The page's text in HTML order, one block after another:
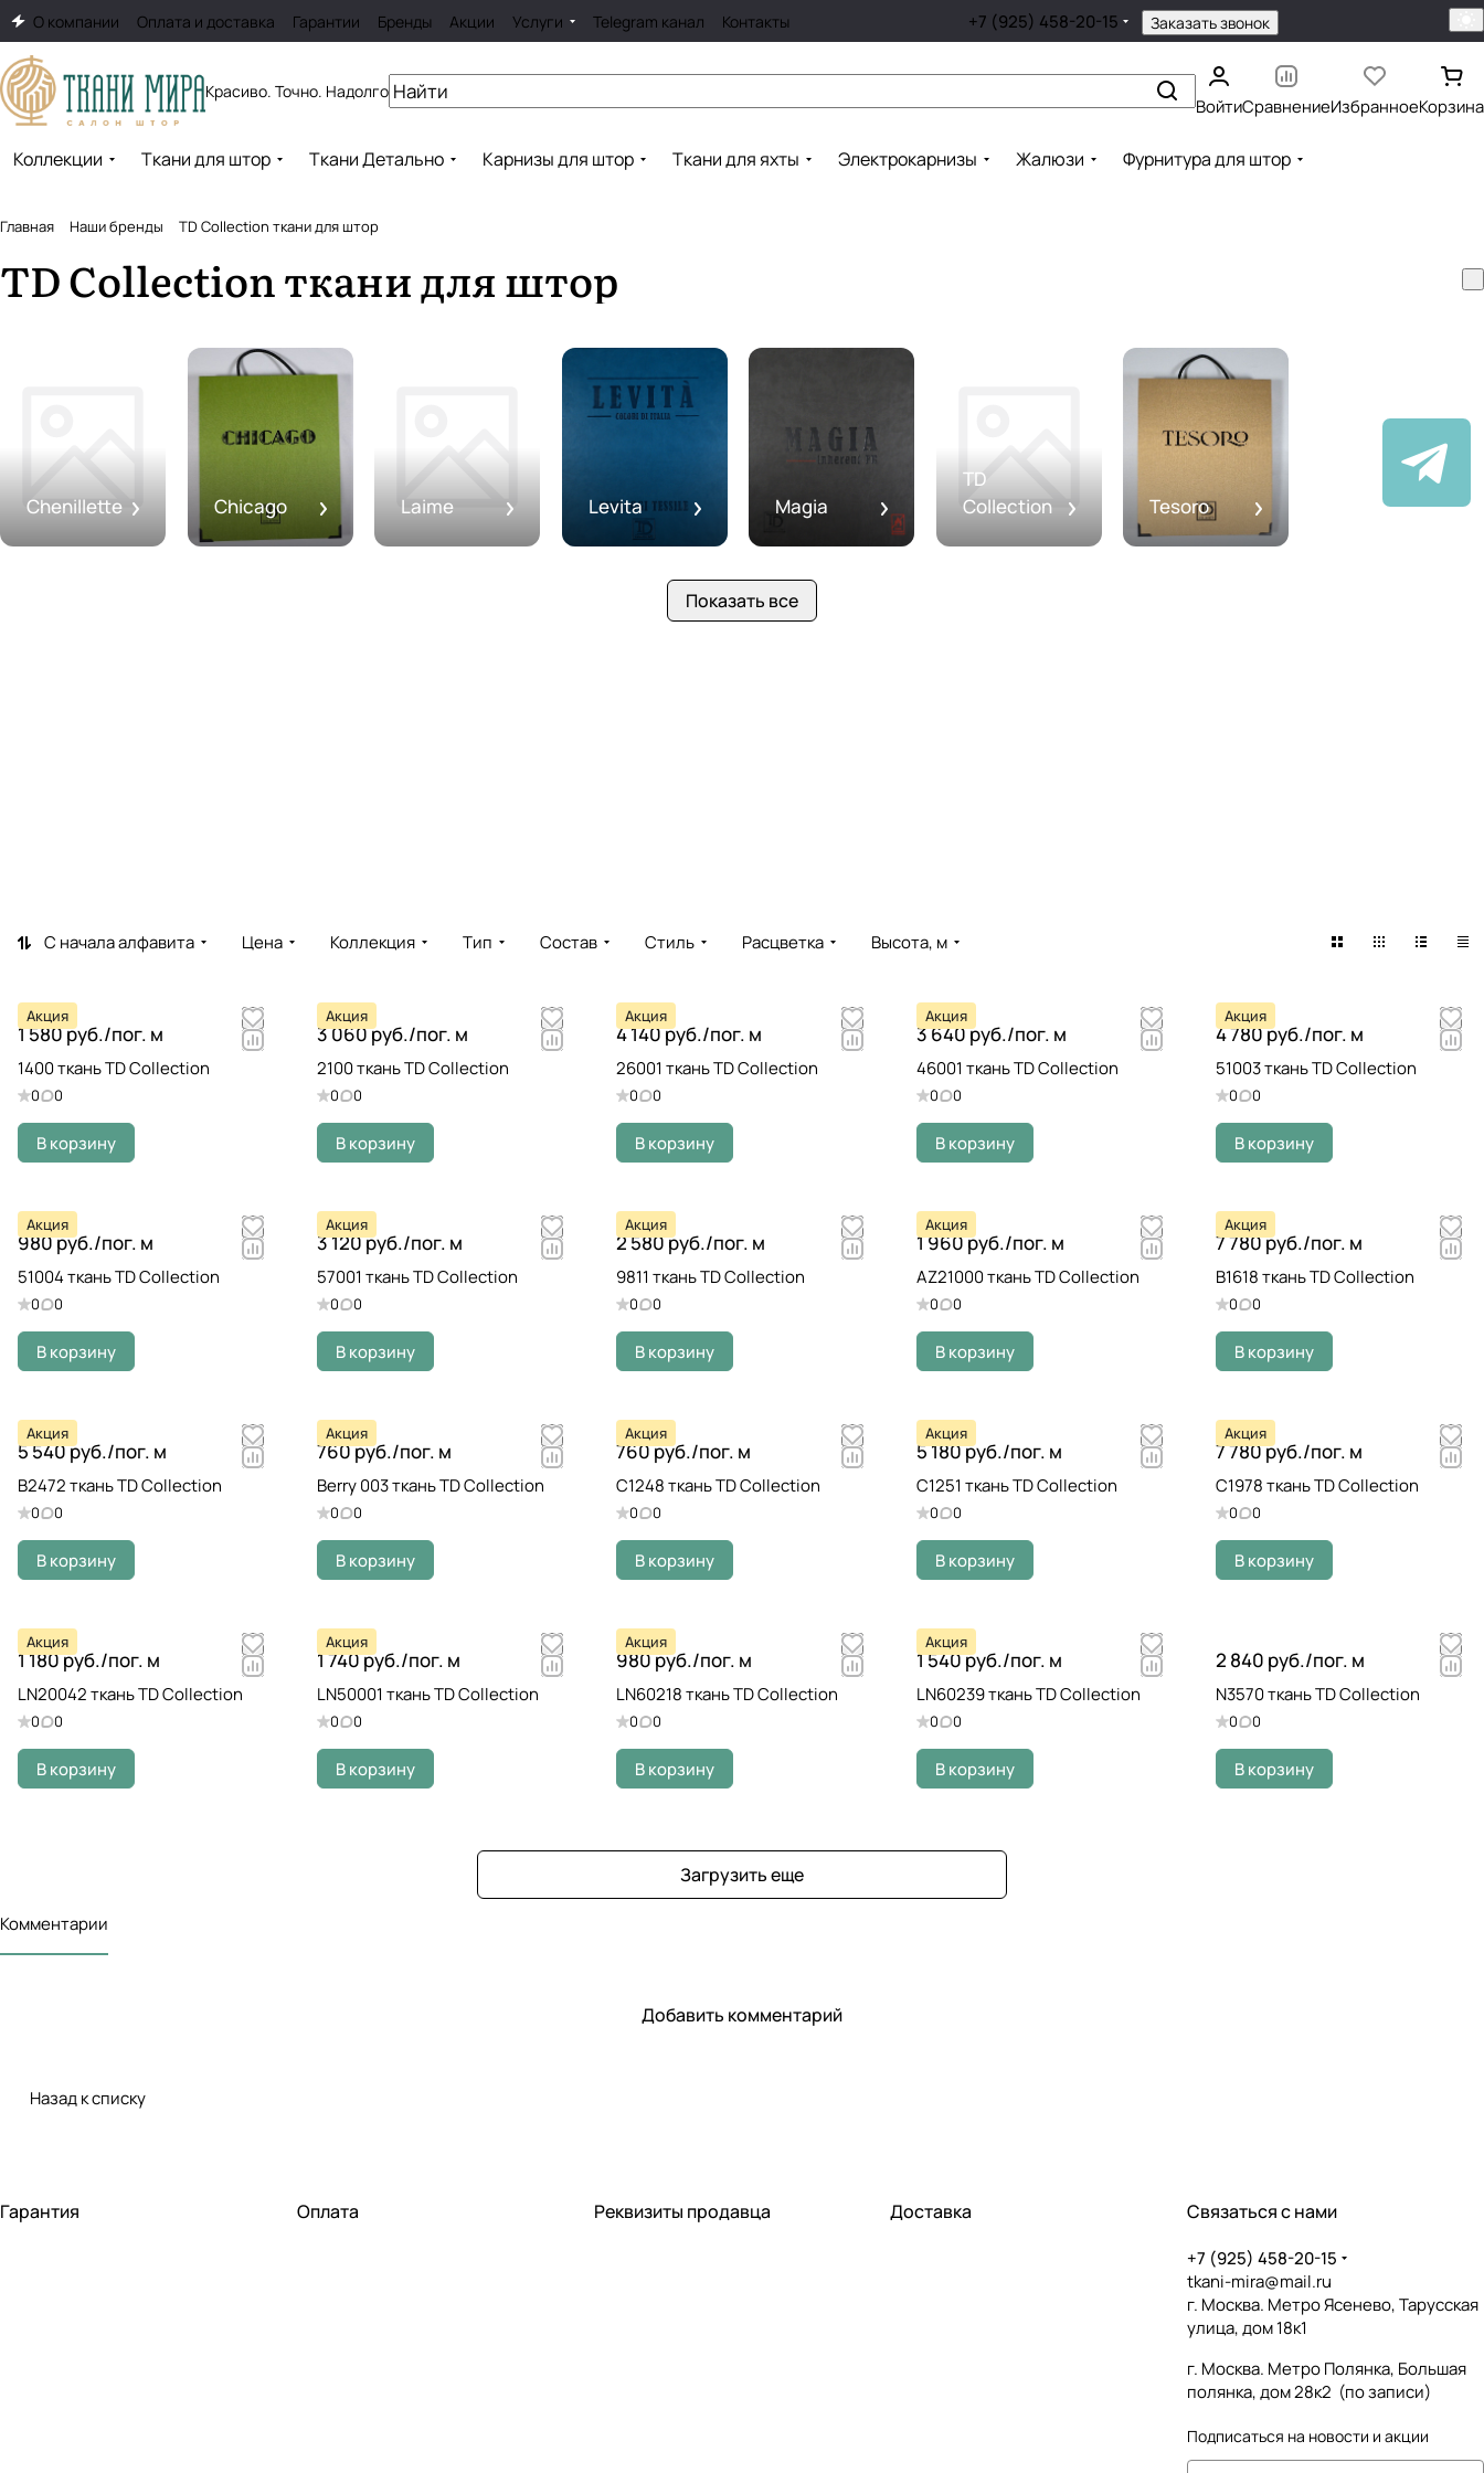
О компании Оплата и доставка Гарантии Бренды Акции Услуги Telegram канал Контакты +7 (925) 458-20-15 Заказать звонок
Красиво. Точно. Надолго
ВойтиСравнениеИзбранноеКорзина
Коллекции Ткани для штор Ткани Детально Карнизы для штор Ткани для яхты Электрокарнизы Жалюзи Фурнитура для штор
Главная Наши бренды TD Collection ткани для штор
TD Collection ткани для штор
Chenillette Chicago Laime Levita Magia
TD
Collection
Tesoro
Показать все
С начала алфавита Цена Коллекция Тип Состав Стиль Расцветка Высота, м
Акция
1 580 руб./пог. м
1400 ткань TD Collection
0 0
В корзину
Акция
3 060 руб./пог. м
2100 ткань TD Collection
0 0
В корзину
Акция
4 140 руб./пог. м
26001 ткань TD Collection
0 0
В корзину
Акция
3 640 руб./пог. м
46001 ткань TD Collection
0 0
В корзину
Акция
4 780 руб./пог. м
51003 ткань TD Collection
0 0
В корзину
Акция
980 руб./пог. м
51004 ткань TD Collection
0 0
В корзину
Акция
3 120 руб./пог. м
57001 ткань TD Collection
0 0
В корзину
Акция
2 580 руб./пог. м
9811 ткань TD Collection
0 0
В корзину
Акция
1 960 руб./пог. м
AZ21000 ткань TD Collection
0 0
В корзину
Акция
7 780 руб./пог. м
B1618 ткань TD Collection
0 0
В корзину
Акция
5 540 руб./пог. м
B2472 ткань TD Collection
0 0
В корзину
Акция
760 руб./пог. м
Berry 003 ткань TD Collection
0 0
В корзину
Акция
760 руб./пог. м
C1248 ткань TD Collection
0 0
В корзину
Акция
5 180 руб./пог. м
C1251 ткань TD Collection
0 0
В корзину
Акция
7 780 руб./пог. м
C1978 ткань TD Collection
0 0
В корзину
Акция
1 180 руб./пог. м
LN20042 ткань TD Collection
0 0
В корзину
Акция
1 740 руб./пог. м
LN50001 ткань TD Collection
0 0
В корзину
Акция
980 руб./пог. м
LN60218 ткань TD Collection
0 0
В корзину
Акция
1 540 руб./пог. м
LN60239 ткань TD Collection
0 0
В корзину
2 840 руб./пог. м
N3570 ткань TD Collection
0 0
В корзину
Загрузить еще
Комментарии
Добавить комментарий
Назад к списку
Гарантия Оплата Реквизиты продавца Доставка Связаться с нами
+7 (925) 458-20-15
tkani-mira@mail.ru
г. Москва. Метро Ясенево, Тарусская
улица, дом 18к1
г. Москва. Метро Полянка, Большая
полянка, дом 28к2 (по записи)
Подписаться на новости и акции